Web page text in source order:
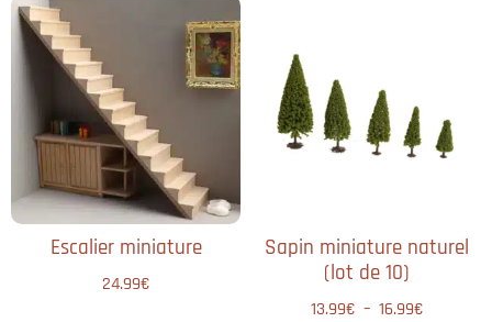
Escalier miniature
24.99€
Sapin miniature naturel
(lot de 10)
13.99€ – 16.99€